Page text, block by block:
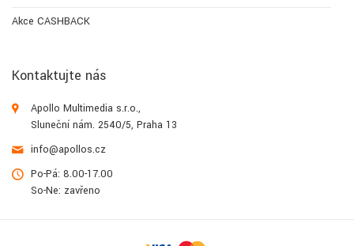
Akce CASHBACK
Kontaktujte nás
Apollo Multimedia s.r.o.,
Sluneční nám. 2540/5, Praha 13
info@apollos.cz
Po-Pá: 8.00-17.00
So-Ne: zavřeno